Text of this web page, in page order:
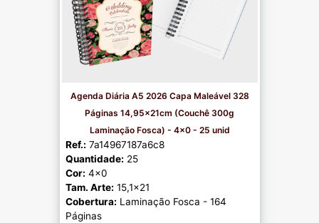
Agenda Diária A5 2026 Capa Maleável 328
Páginas 14,95x21cm (Couchê 300g
Laminação Fosca) - 4x0 - 25 unid
Ref.: 7a14967187a6c8
Quantidade: 25
Cor: 4x0
Tam. Arte: 15,1x21
Cobertura: Laminação Fosca - 164
Páginas